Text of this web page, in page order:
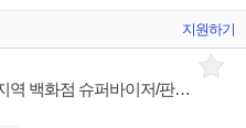
지원하기
[까르띠에] 명품 주얼리 Cartier 서울 지역 백화점 슈퍼바이저/판매사원/Admin 채용(리치몬트코리아)